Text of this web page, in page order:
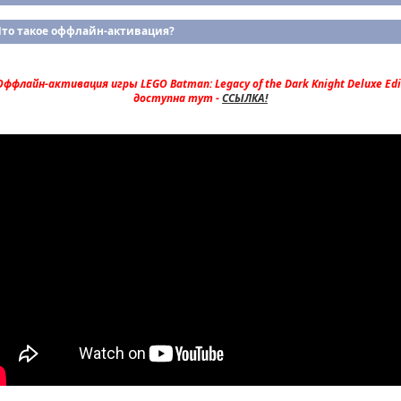
такое оффлайн-активация?
активация игры LEGO Batman: Legacy of the Dark Knight Deluxe
доступна тут -ССЫЛКА!